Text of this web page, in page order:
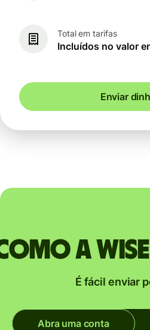
Total em tarifas
Incluídos no valor
Enviar
a
É fácil enviar
Abra uma conta